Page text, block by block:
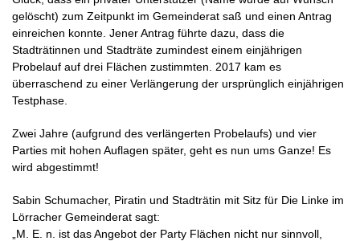
gelöscht) zum Zeitpunkt im Gemeinderat saß und einen Antrag
einreichen konnte. Jener Antrag führte dazu, dass die
Stadträtinnen und Stadträte zumindest einem einjährigen
Probelauf auf drei Flächen zustimmten. 2017 kam es
überraschend zu einer Verlängerung der ursprünglich einjährigen
Testphase.
Zwei Jahre (aufgrund des verlängerten Probelaufs) und vier
Parties mit hohen Auflagen später, geht es nun ums Ganze! Es
wird abgestimmt!
Sabin Schumacher, Piratin und Stadträtin mit Sitz für Die Linke im
Lörracher Gemeinderat sagt:
„M. E. n. ist das Angebot der Party Flächen nicht nur sinnvoll,